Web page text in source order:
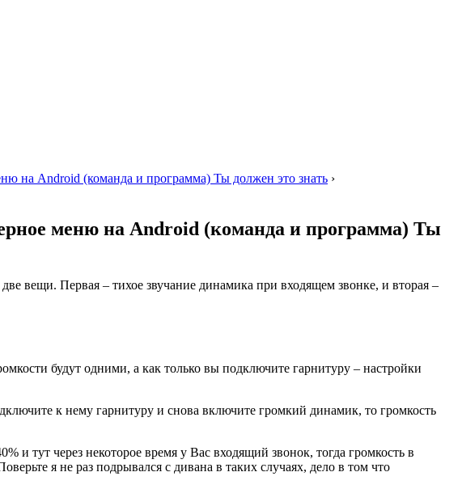
на Android (команда и программа) Ты должен это знать ›
меню на Android (команда и программа) Ты
вещи. Первая – тихое звучание динамика при входящем звонке, и вторая –
будут одними, а как только вы подключите гарнитуру – настройки
к нему гарнитуру и снова включите громкий динамик, то громкость
и тут через некоторое время у Вас входящий звонок, тогда громкость в
я не раз подрывался с дивана в таких случаях, дело в том что